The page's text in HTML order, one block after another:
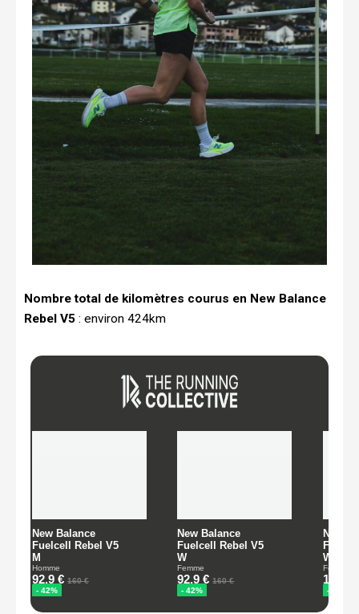
Nombre total de kilomètres courus en New Balance
Rebel V5 : environ 424km